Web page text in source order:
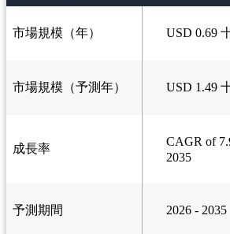
市場規模（年） USD 0.69
市場規模（予測年） USD 1.49
成長率
CAGR of
2035
予測期間 2026 - 2035